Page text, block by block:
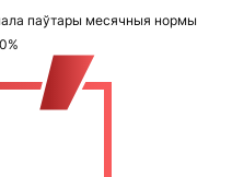
паўтары месячныя нормы